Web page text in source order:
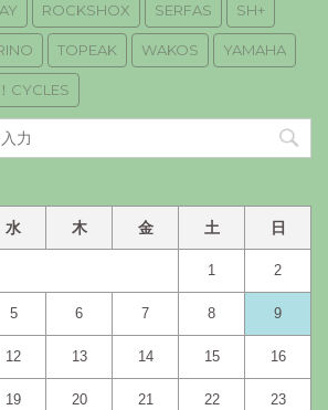
ROCKSHOX SERFAS SH+
TOPEAK WAKOS YAMAHA
！CYCLES
水 木 金 土 日
1 2
5 6 7 8 9
12 13 14 15 16
19 20 21 22 23